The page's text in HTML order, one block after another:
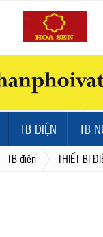
TB ĐIỆN TB
TB điện THIẾT BỊ